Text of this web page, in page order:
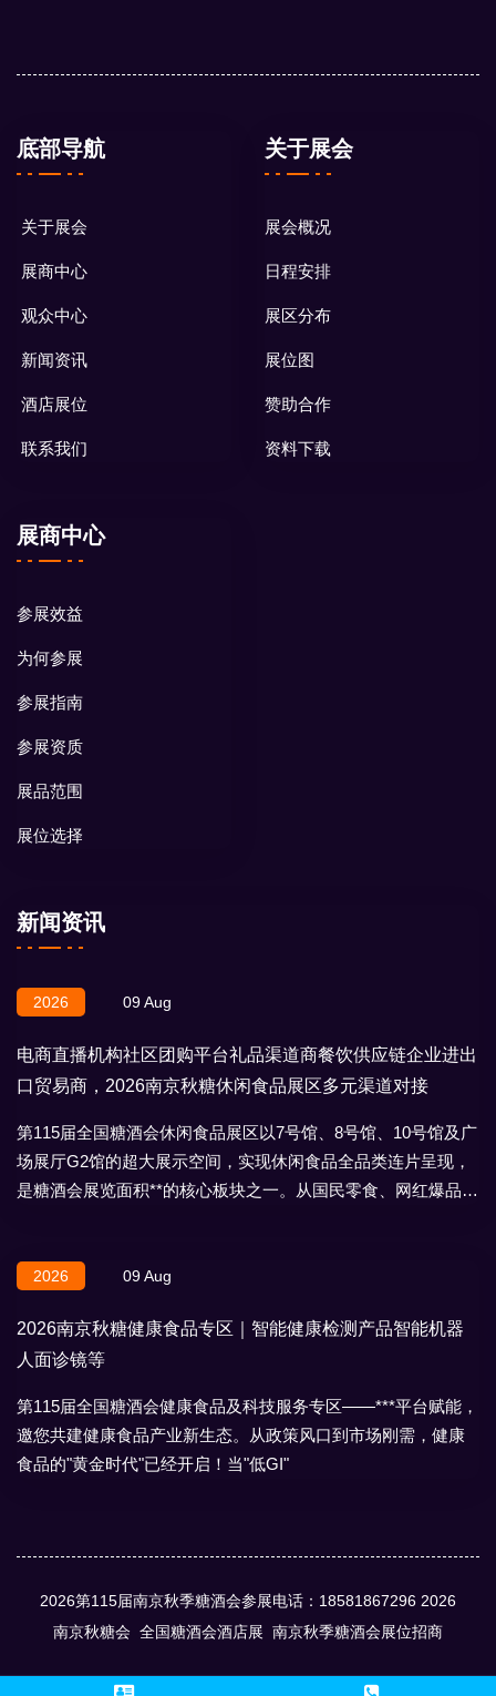
底部导航
关于展会
展商中心
观众中心
新闻资讯
酒店展位
联系我们
关于展会
展会概况
日程安排
展区分布
展位图
赞助合作
资料下载
展商中心
参展效益
为何参展
参展指南
参展资质
展品范围
展位选择
新闻资讯
2026 09 Aug
电商直播机构社区团购平台礼品渠道商餐饮供应链企业进出
口贸易商，2026南京秋糖休闲食品展区多元渠道对接
第115届全国糖酒会休闲食品展区以7号馆、8号馆、10号馆及广
场展厅G2馆的超大展示空间，实现休闲食品全品类连片呈现，
是糖酒会展览面积**的核心板块之一。从国民零食、网红爆品到
2026 09 Aug
2026南京秋糖健康食品专区｜智能健康检测产品智能机器
人面诊镜等
第115届全国糖酒会健康食品及科技服务专区——***平台赋能，
邀您共建健康食品产业新生态。从政策风口到市场刚需，健康
食品的"黄金时代"已经开启！当"低GI"
2026第115届南京秋季糖酒会参展电话：18581867296 2026
南京秋糖会 全国糖酒会酒店展 南京秋季糖酒会展位招商